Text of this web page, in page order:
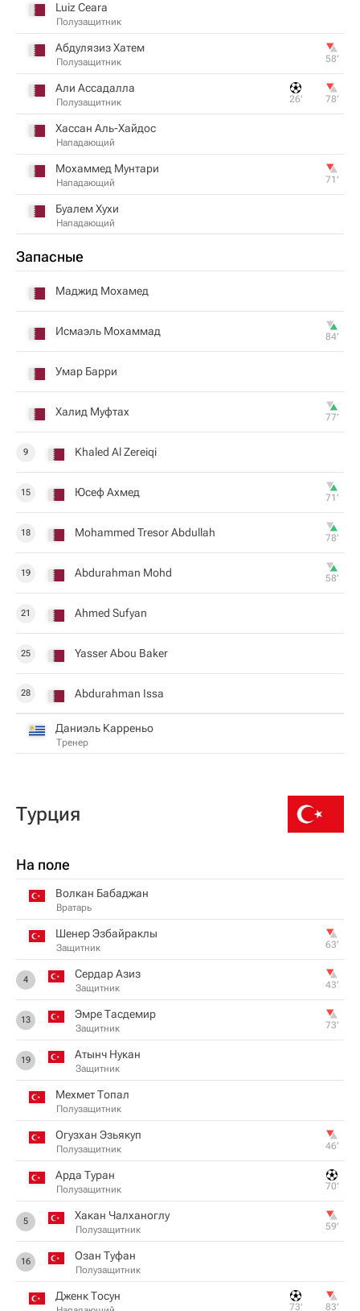
Luiz Ceara
Полузащитник
Абдулязиз Хатем
Полузащитник 58‎’‎
Али Ассадалла
Полузащитник 26‎’‎ 78‎’‎
Хассан Аль-Хайдос
Нападающий
Мохаммед Мунтари
Нападающий 71‎’‎
Буалем Хухи
Нападающий
Запасные
Маджид Мохамед
Исмаэль Мохаммад 84‎’‎
Умар Барри
Халид Муфтах 77‎’‎
9 Khaled Al Zereiqi
15 Юсеф Ахмед 71‎’‎
18 Mohammed Tresor Abdullah 78‎’‎
19 Abdurahman Mohd 58‎’‎
21 Ahmed Sufyan
25 Yasser Abou Baker
28 Abdurahman Issa
Даниэль Карреньо
Тренер
Турция
На поле
Волкан Бабаджан
Вратарь
Шенер Эзбайраклы
Защитник 63‎’‎
4 Сердар Азиз
Защитник 43‎’‎
13 Эмре Тасдемир
Защитник 73‎’‎
19 Атынч Нукан
Защитник
Мехмет Топал
Полузащитник
Огузхан Эзьякуп
Полузащитник 46‎’‎
Арда Туран
Полузащитник 70‎’‎
5 Хакан Чалханоглу
Полузащитник 59‎’‎
16 Озан Туфан
Полузащитник
Дженк Тосун
73‎’‎ 83‎’‎